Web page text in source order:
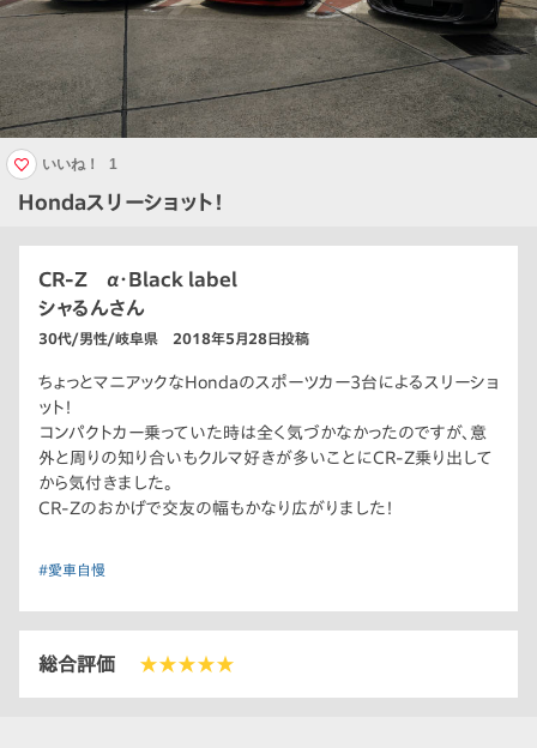
Hondaスリーショット！
いいね！ 1
CR-Z α・Black label
シャるんさん
30代/男性/岐阜県 2018年5月28日投稿
ちょっとマニアックなHondaのスポーツカー3台によるスリーショ
ット！
コンパクトカー乗っていた時は全く気づかなかったのですが、意
外と周りの知り合いもクルマ好きが多いことにCR-Z乗り出して
から気付きました。
CR-Zのおかげで交友の幅もかなり広がりました！
#愛車自慢
総合評価 ★★★★★